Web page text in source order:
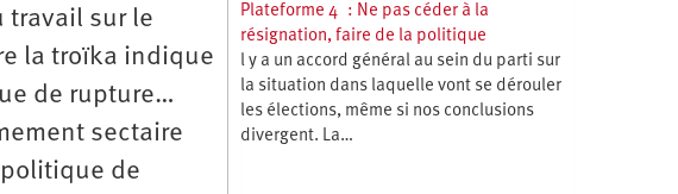
travail sur le
la troïka indique
de rupture…
sectaire
de
Plateforme 4 : Ne pas céder à la
résignation, faire de la politique
l y a un accord général au sein du parti sur
la situation dans laquelle vont se dérouler
les élections, même si nos conclusions
divergent. La…